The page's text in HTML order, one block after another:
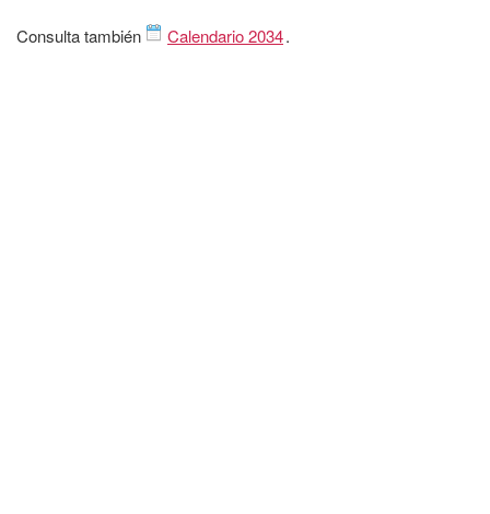
Consulta también Calendario 2034.